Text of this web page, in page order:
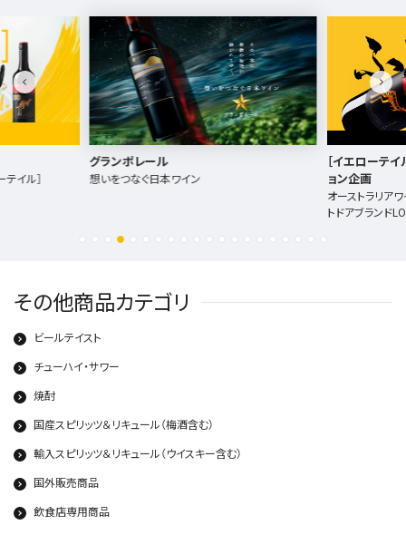
［イエローテイル］×LOGOS コラボレーシ
ョン企画
テヌータ・カ
創立550周年
名門ワイナリ
その他商品カテゴリ
ビールテイスト
チューハイ・サワー
焼酎
国産スピリッツ＆リキュール（梅酒含む）
輸入スピリッツ＆リキュール（ウイスキー含む）
国外販売商品
飲食店専用商品